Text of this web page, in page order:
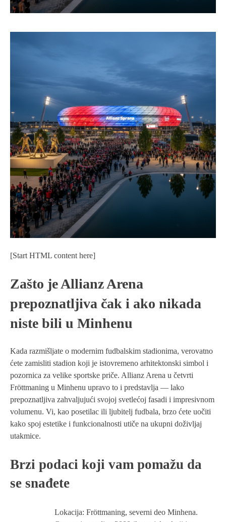
[Start HTML content here]
Zašto je Allianz Arena
prepoznatljiva čak i ako nikada
niste bili u Minhenu
Kada razmišljate o modernim fudbalskim stadionima, verovatno
ćete zamisliti stadion koji je istovremeno arhitektonski simbol i
pozornica za velike sportske priče. Allianz Arena u četvrti
Fröttmaning u Minhenu upravo to i predstavlja — lako
prepoznatljiva zahvaljujući svojoj svetlećoj fasadi i impresivnom
volumenu. Vi, kao posetilac ili ljubitelj fudbala, brzo ćete uočiti
kako spoj estetike i funkcionalnosti utiče na ukupni doživljaj
utakmice.
Brzi podaci koji vam pomažu da
se snađete
Lokacija: Fröttmaning, severni deo Minhena.